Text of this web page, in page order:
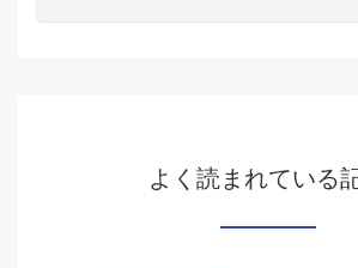
よく読まれている